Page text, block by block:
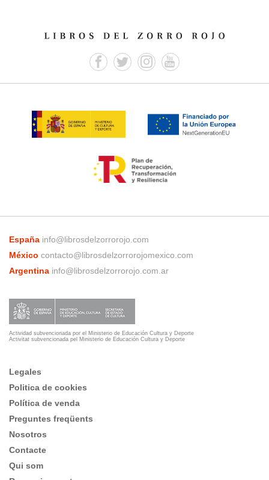
España info@librosdelzorrorojo.com
México contacto@librosdelzorrorojomexico.com
Argentina info@librosdelzorrorojo.com.ar
Actividad subvencionada por el Ministerio de Educación Cultura y Deporte
Activitat subvencionada pel Ministerio de Educación Cultura y Deporte
Legales
Politica de cookies
Política de venda
Preguntes freqüents
Nosotros
Contacte
Qui som